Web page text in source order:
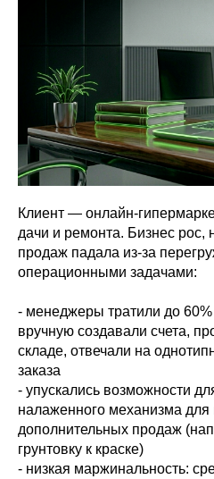
Клиент — онлайн-
дачи и ремонта. Бизнес рос,
продаж падала из-за
операционными задачами:
- менеджеры тратили до
вручную создавали счета,
складе, отвечали на
заказа
- упускались возможности
налаженного механизма для
дополнительных продаж
грунтовку к краске)
- низкая маржинальность: